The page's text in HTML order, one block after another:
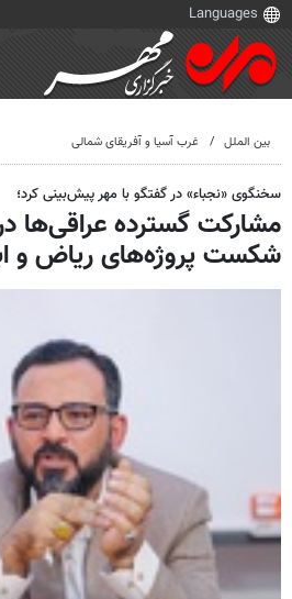
بین الملل غرب آسیا و آفریقای شمالی
سخنگوی «نجباء» در گفتگو با مهر پیش‌بینی کرد؛
مشارکت گسترده عراقی‌ها
شکست پروژه‌های ریاض و